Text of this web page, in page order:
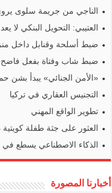
الناجي من جريمة سلوى
العتيبي: التحويل البنكي لا
ضبط أسلحة وقنابل داخل
ضبط شاب وفتاة بفعل فاضح
«الأمن الجنائي» يبدأ بشن
التجنيس العقاري في تركيا
تطوير الواقع المهني
العثور على جثة طفلة
الذكاء الاصطناعي يسطع
أخبارنا المصورة